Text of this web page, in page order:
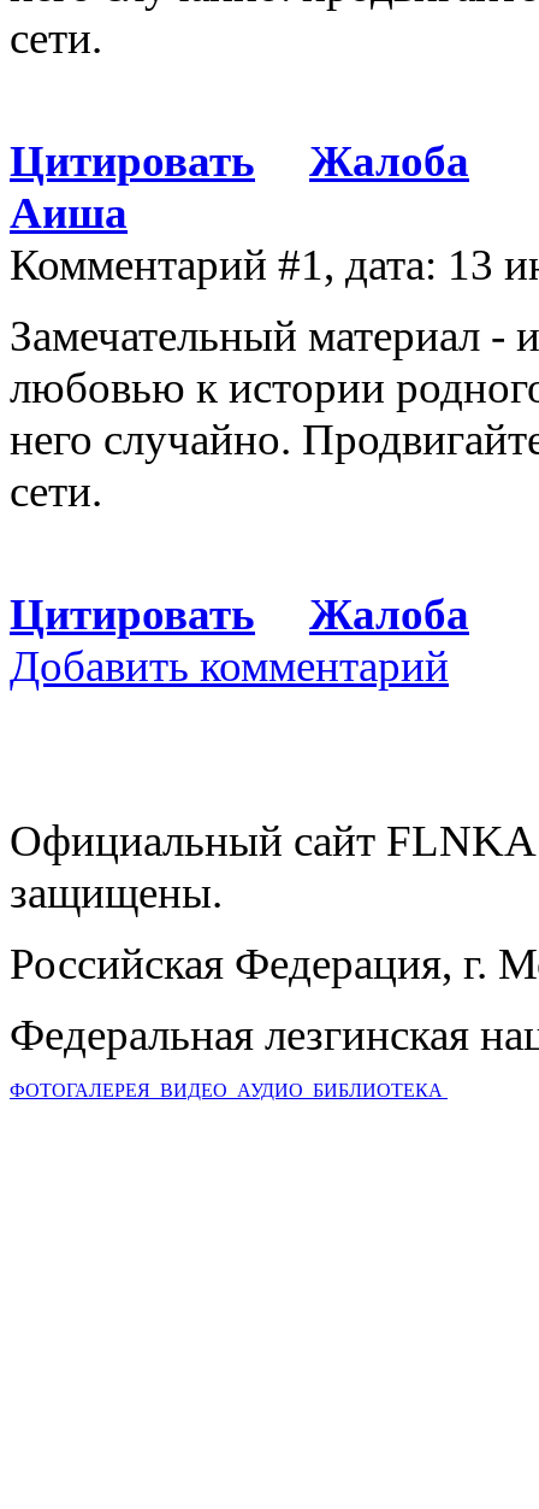
сети.
Цитировать
Жалоба
Аиша
Комментарий #1, дата: 13
Замечательный материал -
любовью к истории
него случайно.
сети.
Цитировать
Жалоба
Добавить комментарий
Официальный сайт
защищены.
Российская Федерация, г.
Федеральная лезгинская
ФОТОГАЛЕРЕЯ ВИДЕО АУДИО БИБЛИОТЕКА